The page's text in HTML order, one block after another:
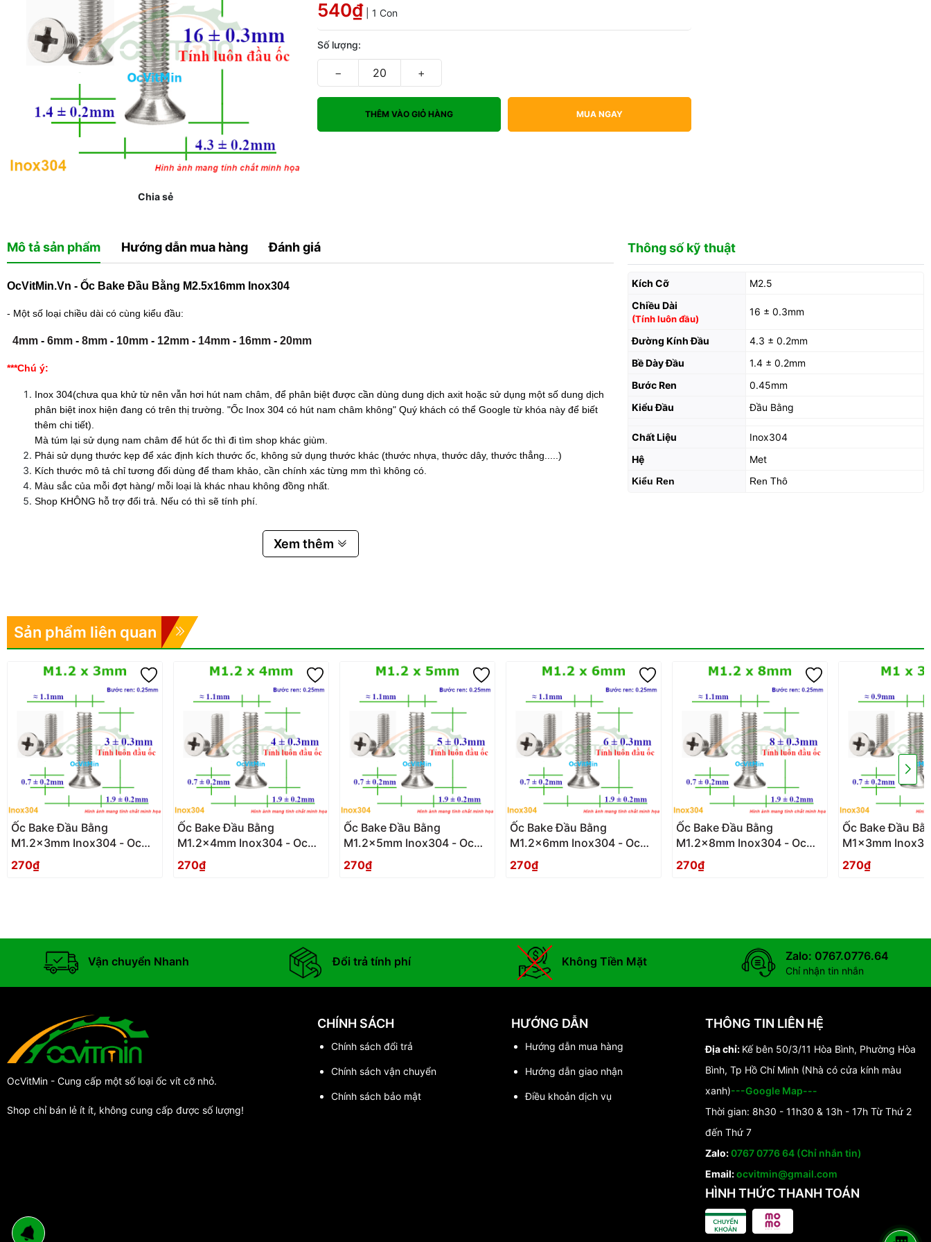
Chia sẻ
540₫ | 1 Con
Số lượng:
− +
THÊM VÀO GIỎ HÀNG MUA NGAY
Mô tả sản phẩm Hướng dẫn mua hàng Đánh giá
OcVitMin.Vn - Ốc Bake Đầu Bằng M2.5x16mm Inox304
- Một số loại chiều dài có cùng kiểu đầu:
4mm - 6mm - 8mm - 10mm - 12mm - 14mm - 16mm - 20mm
***Chú ý:
Inox 304(chưa qua khử từ nên vẫn hơi hút nam châm, để phân biệt được cần dùng dung dịch axit hoặc sử dụng một số dung dịch
phân biệt inox hiện đang có trên thị trường. "Ốc Inox 304 có hút nam châm không" Quý khách có thể Google từ khóa này để biết
thêm chi tiết).
Mà túm lại sử dụng nam châm để hút ốc thì đi tìm shop khác giùm.
Phải sử dụng thước kẹp để xác định kích thước ốc, không sử dụng thước khác (thước nhựa, thước dây, thước thẳng.....)
Kích thước mô tả chỉ tương đối dùng để tham khảo, cần chính xác từng mm thì không có.
Màu sắc của mỗi đợt hàng/ mỗi loại là khác nhau không đồng nhất.
Shop KHÔNG hỗ trợ đổi trả. Nếu có thì sẽ tính phí.
Xem thêm
Thông số kỹ thuật
Kích Cỡ
M2.5
Chiều Dài
(Tính luôn đầu)
16 ± 0.3mm
Đường Kính Đầu
4.3 ± 0.2mm
Bề Dày Đầu
1.4 ± 0.2mm
Bước Ren
0.45mm
Kiểu Đầu
Đầu Bằng
Chất Liệu
Inox304
Hệ
Met
Kiểu Ren Ren Thô
Sản phẩm liên quan
Ốc Bake Đầu Bằng
M1.2x3mm Inox304 - Oc
PaKe Dau Bang
270₫
Ốc Bake Đầu Bằng
M1.2x4mm Inox304 - Oc
PaKe Dau Bang
270₫
Ốc Bake Đầu Bằng
M1.2x5mm Inox304 - Oc
PaKe Dau Bang
270₫
Ốc Bake Đầu Bằng
M1.2x6mm Inox304 - Oc
PaKe Dau Bang
270₫
Ốc Bake Đầu Bằng
M1.2x8mm Inox304 - Oc
PaKe Dau Bang
270₫
Ốc Bake Đầu
M1x3mm
PaKe Dau Bang
270₫
Vận chuyển Nhanh Đổi trả tính phí Không Tiền Mặt Zalo: 0767.0776.64
Chỉ nhận tin nhắn
OcVitMin - Cung cấp một số loại ốc vít cỡ nhỏ.
Shop chỉ bán lẻ ít ít, không cung cấp được số lượng!
CHÍNH SÁCH
Chính sách đổi trả
Chính sách vận chuyển
Chính sách bảo mật
HƯỚNG DẪN
Hướng dẫn mua hàng
Hướng dẫn giao nhận
Điều khoản dịch vụ
THÔNG TIN LIÊN HỆ
Địa chỉ: Kế bên 50/3/11 Hòa Bình, Phường Hòa
Bình, Tp Hồ Chí Minh (Nhà có cửa kính màu
xanh)---Google Map---
Thời gian: 8h30 - 11h30 & 13h - 17h Từ Thứ 2
đến Thứ 7
Zalo:0767 0776 64 (Chỉ nhắn tin)
Email:ocvitmin@gmail.com
HÌNH THỨC THANH TOÁN